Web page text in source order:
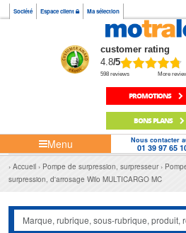
Société Espace client Ma sélection
customer rating
4.8/5
598 reviews More
PROMOTIONS
BONS PLANS
Menu Nous contacter
01 39 97 65
Accueil Pompe de surpression, surpresseur
surpression, d'arrosage Wilo MULTICARGO MC